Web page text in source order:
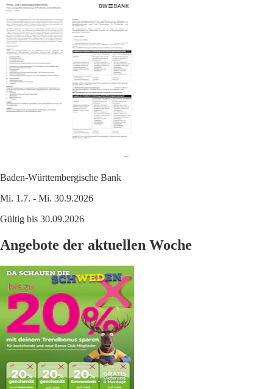
Baden-Württembergische Bank
Mi. 1.7. - Mi. 30.9.2026
Gültig bis 30.09.2026
Angebote der aktuellen Woche